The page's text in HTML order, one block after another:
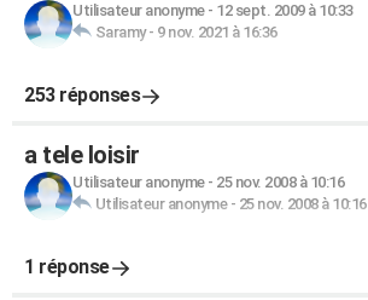
Utilisateur anonyme- 12 sept. 2009 à 10:33
Saramy- 9 nov. 2021 à 16:36
253 réponses
a tele loisir
Utilisateur anonyme- 25 nov. 2008 à 10:16
Utilisateur anonyme- 25 nov. 2008 à 10:16
1 réponse